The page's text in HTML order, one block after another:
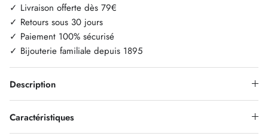
✓ Livraison offerte dès 79€
✓ Retours sous 30 jours
✓ Paiement 100% sécurisé
✓ Bijouterie familiale depuis 1895
Description
Caractéristiques